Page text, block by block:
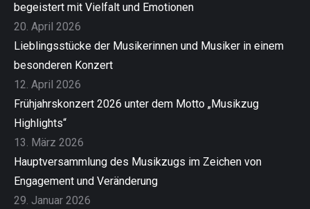
begeistert mit Vielfalt und Emotionen
20. April 2026
Lieblingsstücke der Musikerinnen und Musiker in einem
besonderen Konzert
12. April 2026
Frühjahrskonzert 2026 unter dem Motto „Musikzug
Highlights“
13. März 2026
Hauptversammlung des Musikzugs im Zeichen von
Engagement und Veränderung
29. Januar 2026